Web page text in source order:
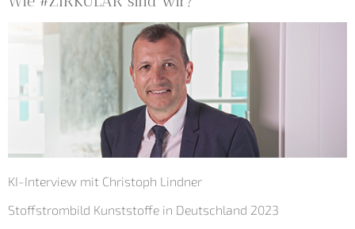
KI-Interview mit Christoph Lindner
Stoffstrombild Kunststoffe in Deutschland 2023